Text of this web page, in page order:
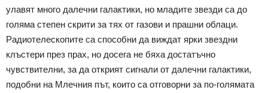
улавят много далечни галактики, но младите звезди са до
голяма степен скрити за тях от газови и прашни облаци.
Радиотелескопите са способни да виждат ярки звездни
клъстери през прах, но досега не бяха достатъчно
чувствителни, за да открият сигнали от далечни галактики,
подобни на Млечния път, които са отговорни за по-голямата